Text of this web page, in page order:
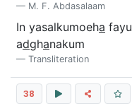
M. F. Abdasalaam
In yasalkumoeha fayu
adghanakum
Transliteration
38